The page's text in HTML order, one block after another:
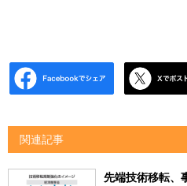
関連記事
先端技術移転、